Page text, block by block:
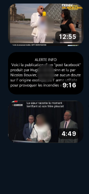
12:55
9:16
4:49